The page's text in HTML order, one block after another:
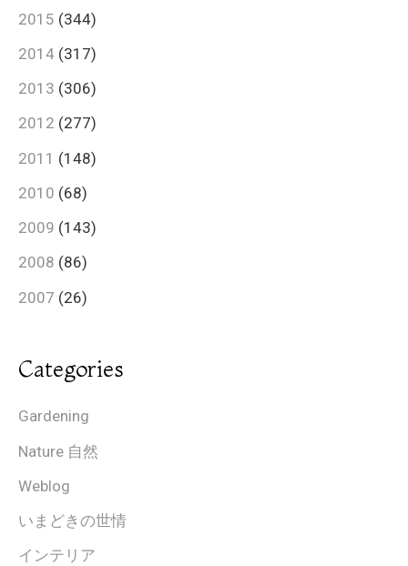
2015 (344)
2014 (317)
2013 (306)
2012 (277)
2011 (148)
2010 (68)
2009 (143)
2008 (86)
2007 (26)
Categories
Gardening
Nature 自然
Weblog
いまどきの世情
インテリア